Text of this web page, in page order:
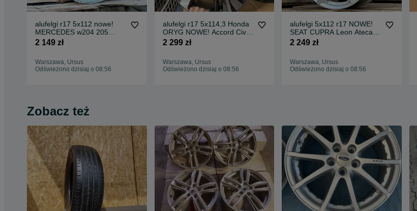
alufelgi r17 5x112 nowe!
MERCEDES w204 205
w206 212 w213 GLC CLA
2 149 zł
Warszawa, Ursus
Odświeżono dzisiaj o 08:56
alufelgi r17 5x114,3 Honda
ORYG NOWE! Accord Civic
X CR-V FR-V HR-V
2 299 zł
Warszawa, Ursus
Odświeżono dzisiaj o 08:56
alufelgi 5x112 r17 NOWE!
SEAT CUPRA Leon Ateca
Alhambra Exeo
2 249 zł
Warszawa, Ursus
Odświeżono dzisiaj o 08:56
Zobacz też